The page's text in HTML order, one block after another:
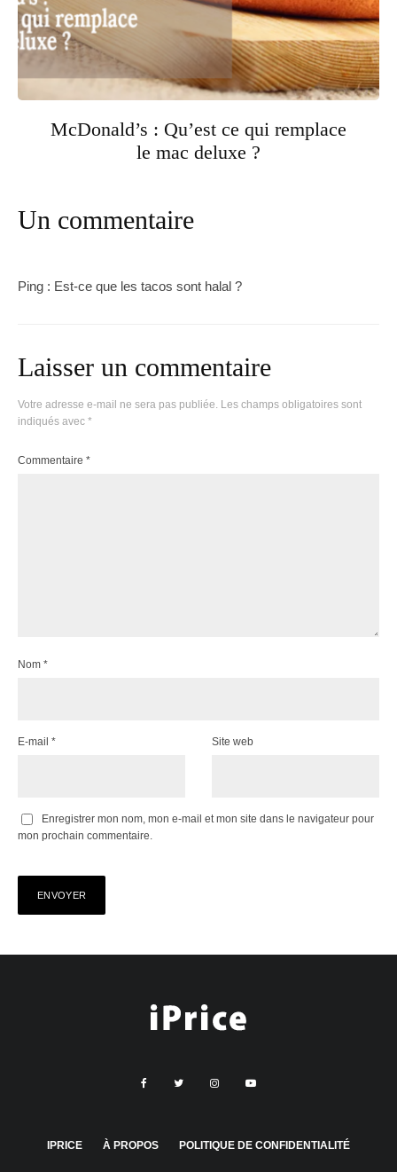
McDonald’s : Qu’est ce qui remplace
le mac deluxe ?
Un commentaire
Ping : Est-ce que les tacos sont halal ?
Laisser un commentaire
Votre adresse e-mail ne sera pas publiée. Les champs obligatoires sont
indiqués avec *
Commentaire *
Nom *
E-mail * Site web
Enregistrer mon nom, mon e-mail et mon site dans le navigateur pour
mon prochain commentaire.
IPRICE À PROPOS POLITIQUE DE CONFIDENTIALITÉ